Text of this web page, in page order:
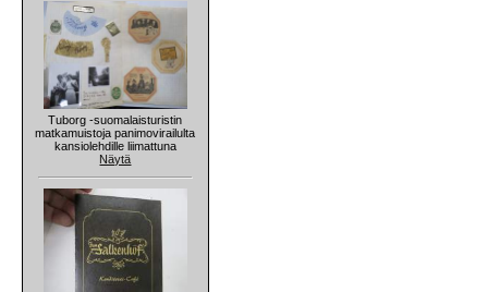
Tuborg -suomalaisturistin
matkamuistoja panimovirailulta
kansiolehdille liimattuna
Näytä